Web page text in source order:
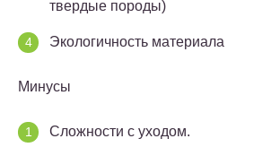
твердые породы)
Экологичность материала
Минусы
Сложности с уходом.